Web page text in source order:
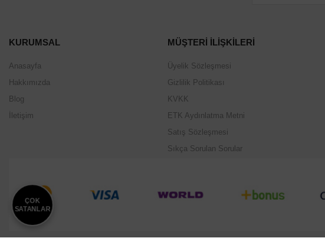
KURUMSAL
Anasayfa
Hakkımızda
Blog
İletişim
MÜŞTERİ İLİŞKİLERİ
Üyelik Sözleşmesi
Gizlilik Politikası
KVKK
ETK Aydınlatma Metni
Satış Sözleşmesi
Sıkça Sorulan Sorular
ÇOK
SATANLAR